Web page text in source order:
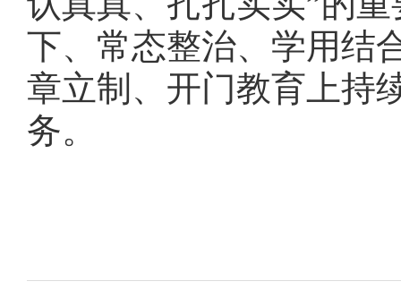
下、常态整治、学用结
章立制、开门教育上持
务。